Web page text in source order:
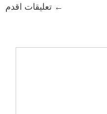
← تعليقات اقدم